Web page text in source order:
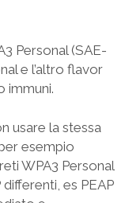
Personal (SAE-
e l’altro flavor
immuni.
usare la stessa
esempio
WPA3 Personal
es PEAP